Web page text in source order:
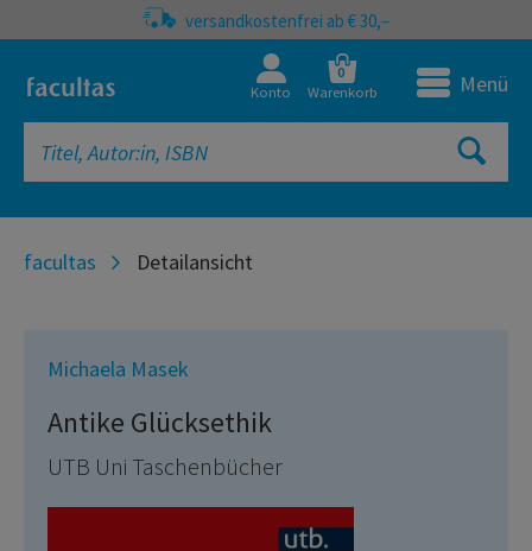
versandkostenfrei ab € 30,–
Konto
0
Warenkorb Menü
facultas Detailansicht
Michaela Masek
Antike Glücksethik
UTB Uni Taschenbücher